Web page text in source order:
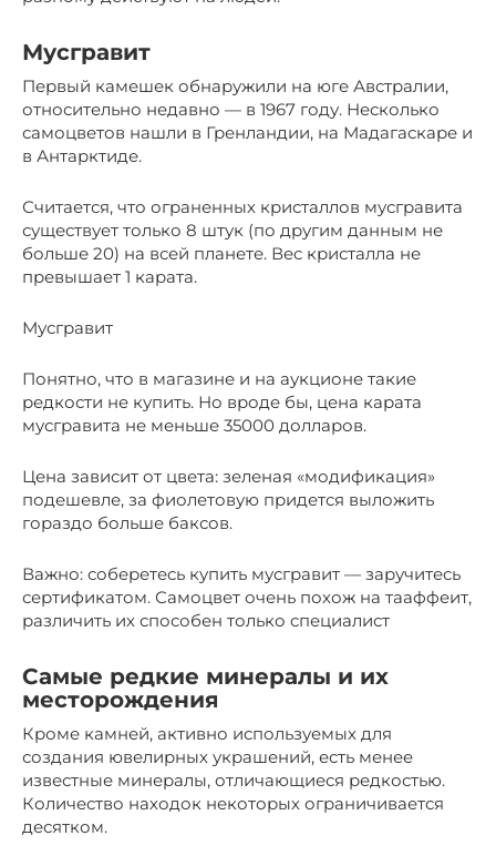
Мусгравит
Первый камешек обнаружили на юге Австралии,
относительно недавно — в 1967 году. Несколько
самоцветов нашли в Гренландии, на Мадагаскаре и
в Антарктиде.
Считается, что ограненных кристаллов мусгравита
существует только 8 штук (по другим данным не
больше 20) на всей планете. Вес кристалла не
превышает 1 карата.
Мусгравит
Понятно, что в магазине и на аукционе такие
редкости не купить. Но вроде бы, цена карата
мусгравита не меньше 35000 долларов.
Цена зависит от цвета: зеленая «модификация»
подешевле, за фиолетовую придется выложить
гораздо больше баксов.
Важно: соберетесь купить мусгравит — заручитесь
сертификатом. Самоцвет очень похож на тааффеит,
различить их способен только специалист
Самые редкие минералы и их
месторождения
Кроме камней, активно используемых для
создания ювелирных украшений, есть менее
известные минералы, отличающиеся редкостью.
Количество находок некоторых ограничивается
десятком.